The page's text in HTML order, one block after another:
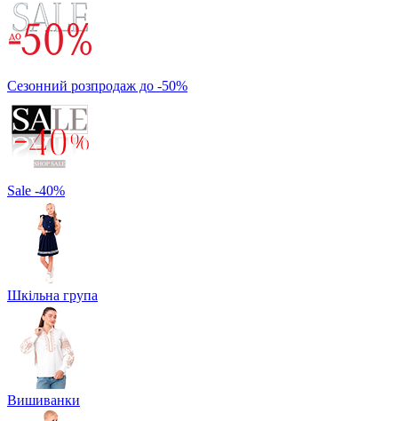
Сезонний розпродаж до -50%
Sale -40%
Шкільна група
Вишиванки